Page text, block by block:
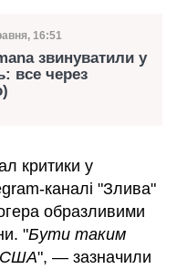
публікації
16:51
звинуватили у
все через
критики у
каналі "Злива"
образливими
"Бути таким
США", — зазначили